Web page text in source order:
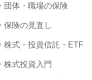
団体・職場の保険
保険の見直し
株式・投資信託・ETF
株式投資入門